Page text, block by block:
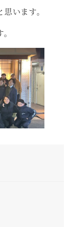
います。